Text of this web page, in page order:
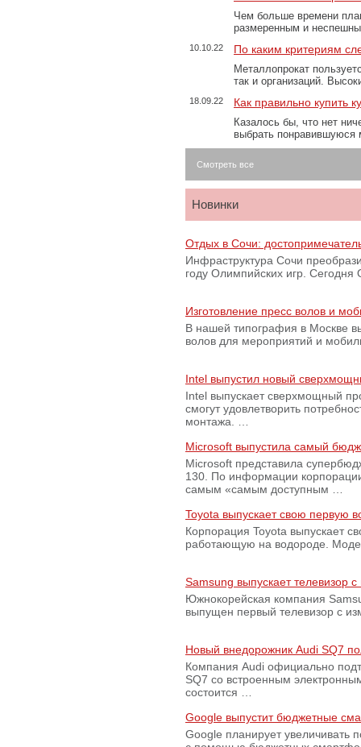
Чем больше времени
размеренным и
10.10.22 По каким критериям
Металлопрокат
так и организаций.
18.09.22 Как правильно купить
Казалось бы, что нет
выбрать
Смотреть все
Новинки
Отдых в Сочи:
Инфраструктура Сочи
году Олимпийских игр.
Изготовление пресс волов и
В нашей типография в Москве
волов для мероприятий и
Intel выпустил новый
Intel выпускает сверхмощный
смогут удовлетворить
монтажа. …
Microsoft выпустила самый
Microsoft представила
130. По информации
самым «самым доступным …
Toyota выпускает свою первую
Корпорация Toyota выпускает
работающую на водороде.
Samsung выпускает телевизор
Южнокорейская компания
выпущен первый телевизор с
Новый внедорожник Audi SQ7
Компания Audi официально
SQ7 со встроенным
состоится …
Google выпустит бюджетные
Google планирует увеличивать